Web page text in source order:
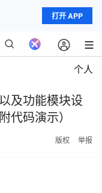
打开 APP
个人
及功能模块设
代码演示）
版权 举报